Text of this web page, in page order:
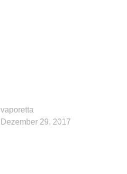
vaporetta
Dezember 29, 2017